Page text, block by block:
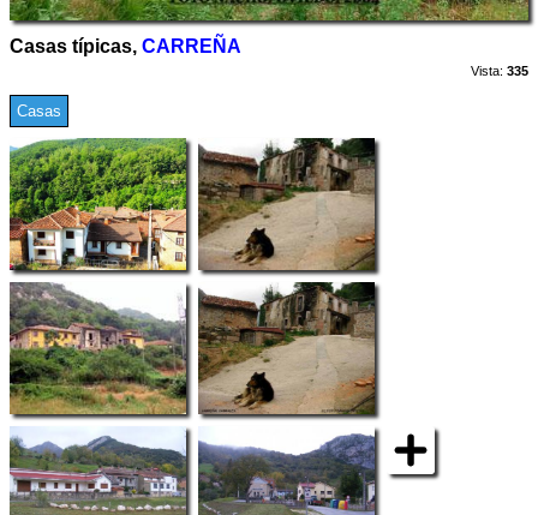
Casas típicas, CARREÑA
Vista: 335
Casas